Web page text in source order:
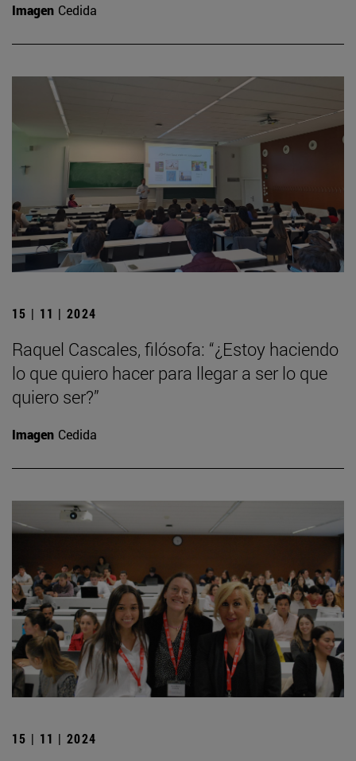
Imagen Cedida
15 | 11 | 2024
Raquel Cascales, filósofa: “¿Estoy haciendo
lo que quiero hacer para llegar a ser lo que
quiero ser?”
Imagen Cedida
15 | 11 | 2024